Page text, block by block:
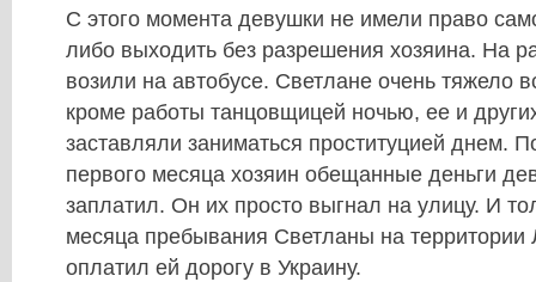
С этого момента девушки не имели право
либо выходить без разрешения хозяина. На
возили на автобусе. Светлане очень тяжело
кроме работы танцовщицей ночью, ее и
заставляли заниматься проституцией днем.
первого месяца хозяин обещанные деньги
заплатил. Он их просто выгнал на улицу. И
месяца пребывания Светланы на территории
оплатил ей дорогу в Украину.